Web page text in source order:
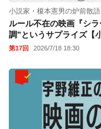
小説家・榎本憲男の炉前散語
ルール不在の映画『シ
調”というサプライズ【
第17回 2026/7/18 18:30